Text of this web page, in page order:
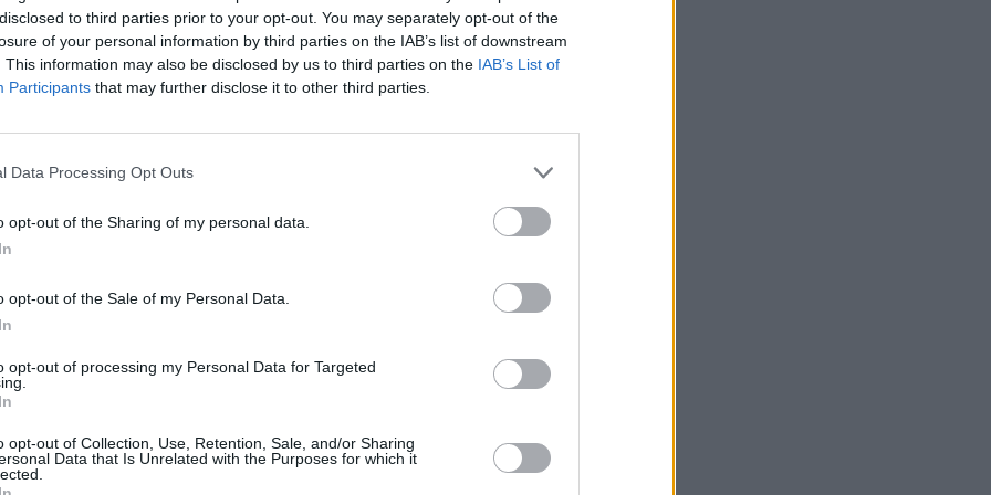
to third parties prior to your opt-out. You may separately opt-out of the
of your personal information by third parties on the IAB’s list of downstream
This information may also be disclosed by us to third parties on the IAB’s List of
Participants that may further disclose it to other third parties.
Data Processing Opt Outs
opt-out of the Sharing of my personal data.
opt-out of the Sale of my Personal Data.
opt-out of processing my Personal Data for Targeted
opt-out of Collection, Use, Retention, Sale, and/or Sharing
Data that Is Unrelated with the Purposes for which it
Hildenbrand
των